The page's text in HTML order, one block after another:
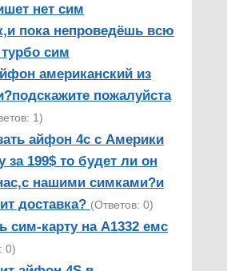
нет сим
пока непроведёшь всю
сим
американский из
пожалуйста
1)
айфон 4с с Америки
за 199$ то будет ли он
нашими симками?и
доставка? (Ответов: 0)
сим-карту на А1332 емс
0)